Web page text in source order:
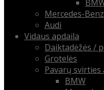
Mercedes-Benz
Audi
Vidaus apdaila
Daiktadėžės /
Grotelės
Pavarų svirties
BMW